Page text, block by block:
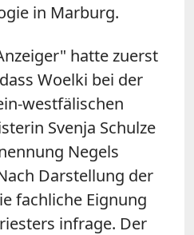
in Marburg.
hatte zuerst
Woelki bei der
westfälischen
Svenja Schulze
Negels
Darstellung der
fachliche Eignung
infrage. Der